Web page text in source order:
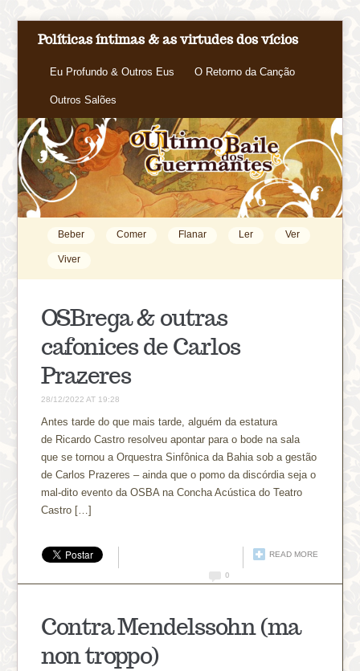
Políticas íntimas & as virtudes dos vícios
Eu Profundo & Outros Eus O Retorno da Canção
Outros Salões
Beber Comer Flanar Ler Ver
Viver
OSBrega & outras
cafonices de Carlos
Prazeres
28/12/2022 AT 19:28
Antes tarde do que mais tarde, alguém da estatura
de Ricardo Castro resolveu apontar para o bode na sala
que se tornou a Orquestra Sinfônica da Bahia sob a gestão
de Carlos Prazeres – ainda que o pomo da discórdia seja o
mal-dito evento da OSBA na Concha Acústica do Teatro
Castro […]
READ MORE
0
Contra Mendelssohn (ma
non troppo)